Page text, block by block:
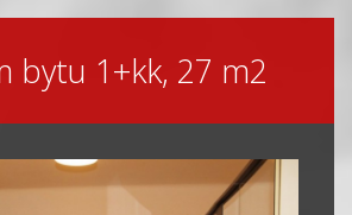
bytu 1+kk, 27 m2